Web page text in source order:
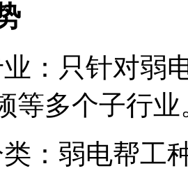
：只针对弱
等多个子行业
：弱电帮工